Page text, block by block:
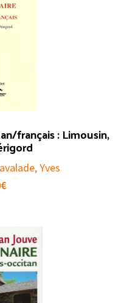
français : Limousin,
Yves
€